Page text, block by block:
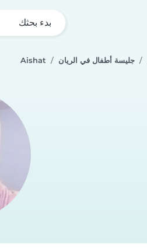
بدء بحثك
جليسة أطفال في الريان Aishat